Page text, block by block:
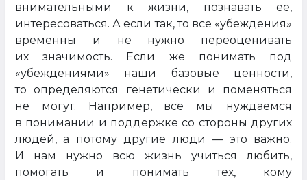
внимательными к жизни, познавать её,
интересоваться. А если так, то все «убеждения»
временны и не нужно переоценивать
их значимость. Если же понимать под
«убеждениями» наши базовые ценности,
то определяются генетически и поменяться
не могут. Например, все мы нуждаемся
в понимании и поддержке со стороны других
людей, а потому другие люди — это важно.
И нам нужно всю жизнь учиться любить,
помогать и понимать тех, кому